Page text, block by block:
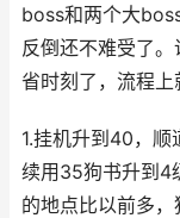
boss和两个大
反倒还不难受了
省时刻了，流程上
1.挂机升到40，
续用35狗书升到4
的地点比以前多